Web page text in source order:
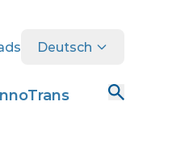
Deutsch